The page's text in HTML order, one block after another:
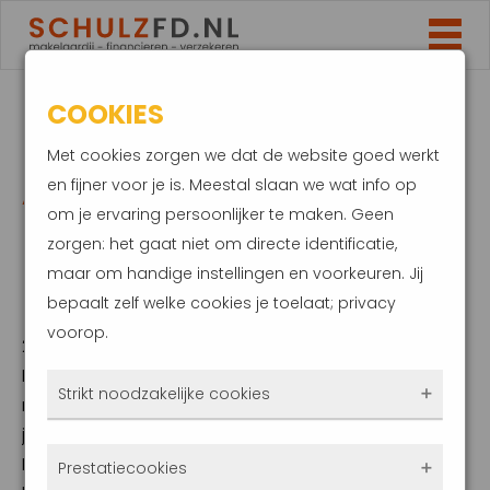
HEB JIJ EEN (DEELS)
AFLOSSINGSVRIJE
HYPOTHEEK? LET OP
DEZE RISICO’S
26 juni 2024
Bij het afsluiten van een hypotheek denk je er
misschien nog niet over na, maar na dertig
jaar moet je de hypotheek afgelost hebben.
Met een lineaire of annuïtaire hypotheek
COOKIES
Met cookies zorgen we dat de website goed werkt
en fijner voor je is. Meestal slaan we wat info op
om je ervaring persoonlijker te maken. Geen
zorgen: het gaat niet om directe identificatie,
maar om handige instellingen en voorkeuren. Jij
bepaalt zelf welke cookies je toelaat; privacy
voorop.
Strikt noodzakelijke cookies
Prestatiecookies